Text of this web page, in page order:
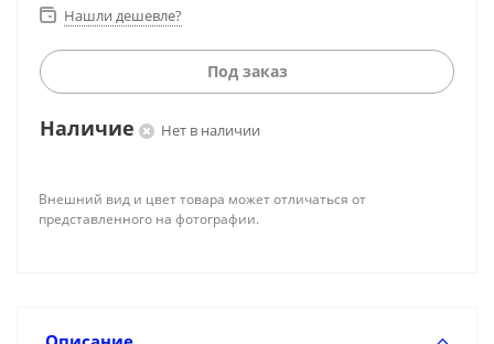
Нашли дешевле?
Под заказ
Наличие Нет в наличии
Внешний вид и цвет товара может отличаться от
представленного на фотографии.